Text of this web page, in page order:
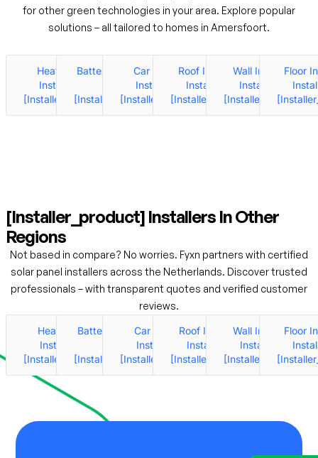
for other green technologies in your area. Explore popular
solutions – all tailored to homes in Amersfoort.
Heat Pumps
Installers In
[installer_location]
Battery Installers
[installer_location]
Car Charger
Installers In
[installer_location]
Roof Insulation
Installers In
[installer_location]
Wall Insulation
Installers In
[installer_location]
Floor
[installer_product] Installers In Other
Regions
Not based in compare? No worries. Fyxn partners with certified
solar panel installers across the Netherlands. Discover trusted
professionals – with transparent quotes and verified customer
reviews.
Heat Pumps
Installers In
[installer_product]
Battery Installers
[installer_product]
Car Charger
Installers In
[installer_product]
Roof Insulation
Installers In
[installer_product]
Wall Insulation
Installers In
[installer_product]
Floor